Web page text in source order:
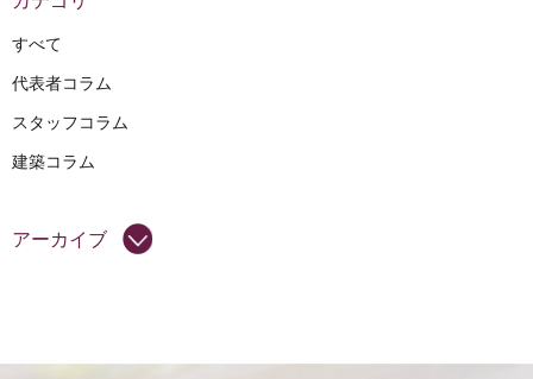
すべて
代表者コラム
スタッフコラム
建築コラム
アーカイブ